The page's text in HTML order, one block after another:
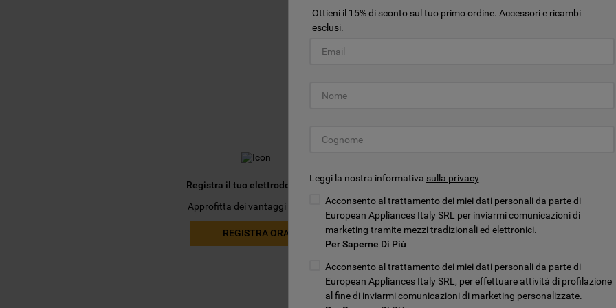
Customer Service Elettrodomestici
Registra il tuo elettrodomestico
Approfitta dei vantaggi esclusivi
REGISTRA ORA
Manuali di istruzioni
Consulta o scarica i manuali
VEDI I MANUALI
acconsenti all'utilizzo di tutti i nostri cookie
Ottieni il 15% di sconto sul tuo primo ordine. Accessori e ricambi
esclusi.
Leggi la nostra informativa sulla privacy
Acconsento al trattamento dei miei dati personali da parte di
European Appliances Italy SRL per inviarmi comunicazioni di
marketing tramite mezzi tradizionali ed elettronici.
Per Saperne Di Più
Acconsento al trattamento dei miei dati personali da parte di
European Appliances Italy SRL, per effettuare attività di profilazione
al fine di inviarmi comunicazioni di marketing personalizzate.